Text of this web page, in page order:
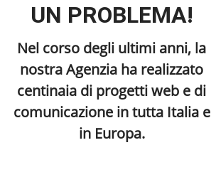
UN PROBLEMA!
Nel corso degli ultimi anni, la
nostra Agenzia ha realizzato
centinaia di progetti web e di
comunicazione in tutta Italia e
in Europa.